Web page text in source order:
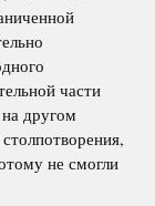
части
другом
не смогли